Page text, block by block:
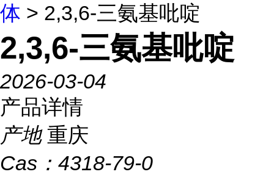
体 > 2,3,6-三氨基吡啶
2,3,6-三氨基吡啶
2026-03-04
产品详情
产地 重庆
Cas： 4318-79-0